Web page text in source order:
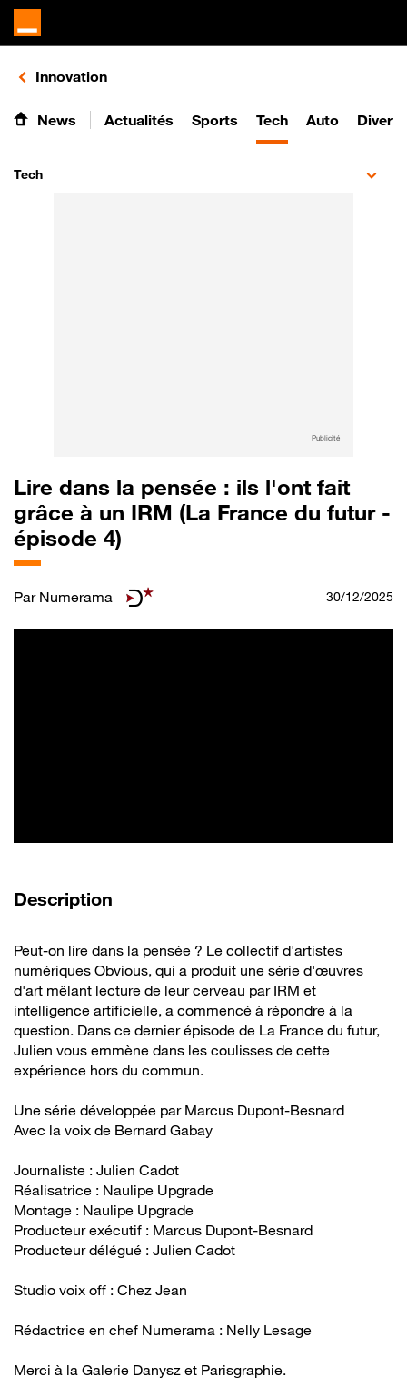
Retours vers le listing de vidéos de la catégorie
Innovation
News Actualités Sports Tech Auto
Tech
Publicité
Lire dans la pensée : ils l'ont fait
grâce à un IRM (La France du futur -
épisode 4)
Par Numerama 30/12/2025
Description
Peut-on lire dans la pensée ? Le collectif d'artistes
numériques Obvious, qui a produit une série d'œuvres
d'art mêlant lecture de leur cerveau par IRM et
intelligence artificielle, a commencé à répondre à la
question. Dans ce dernier épisode de La France du futur,
Julien vous emmène dans les coulisses de cette
expérience hors du commun.
Une série développée par Marcus Dupont-Besnard
Avec la voix de Bernard Gabay
Journaliste : Julien Cadot
Réalisatrice : Naulipe Upgrade
Montage : Naulipe Upgrade
Producteur exécutif : Marcus Dupont-Besnard
Producteur délégué : Julien Cadot
Studio voix off : Chez Jean
Rédactrice en chef Numerama : Nelly Lesage
Merci à la Galerie Danysz et Parisgraphie.